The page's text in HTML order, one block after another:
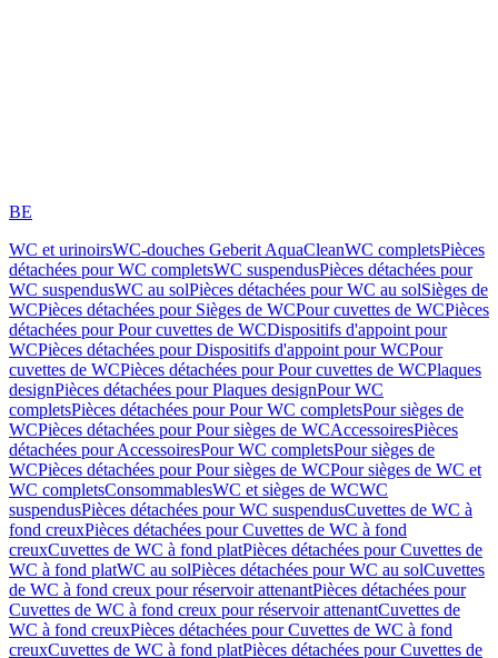
BE
WC et urinoirsWC-douches Geberit AquaCleanWC completsPièces
détachées pour WC completsWC suspendusPièces détachées pour
WC suspendusWC au solPièces détachées pour WC au solSièges de
WCPièces détachées pour Sièges de WCPour cuvettes de WCPièces
détachées pour Pour cuvettes de WCDispositifs d'appoint pour
WCPièces détachées pour Dispositifs d'appoint pour WCPour
cuvettes de WCPièces détachées pour Pour cuvettes de WCPlaques
designPièces détachées pour Plaques designPour WC
completsPièces détachées pour Pour WC completsPour sièges de
WCPièces détachées pour Pour sièges de WCAccessoiresPièces
détachées pour AccessoiresPour WC completsPour sièges de
WCPièces détachées pour Pour sièges de WCPour sièges de WC et
WC completsConsommablesWC et sièges de WCWC
suspendusPièces détachées pour WC suspendusCuvettes de WC à
fond creuxPièces détachées pour Cuvettes de WC à fond
creuxCuvettes de WC à fond platPièces détachées pour Cuvettes de
WC à fond platWC au solPièces détachées pour WC au solCuvettes
de WC à fond creux pour réservoir attenantPièces détachées pour
Cuvettes de WC à fond creux pour réservoir attenantCuvettes de
WC à fond creuxPièces détachées pour Cuvettes de WC à fond
creuxCuvettes de WC à fond platPièces détachées pour Cuvettes de